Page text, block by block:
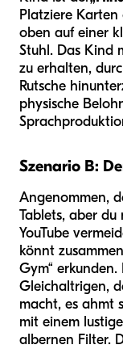
Platziere
oben auf einer
Stuhl. Das Kind
zu erhalten,
Rutsche
physische
Szenario B:
Angenommen,
Tablets, aber du
YouTube
könnt
Gym“
Gleichaltrigen,
macht, es ahmt
mit einem
albernen Filter.